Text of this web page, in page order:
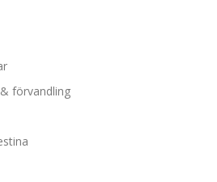
förvandling